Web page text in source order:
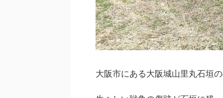
大阪市にある大阪城山里丸石垣